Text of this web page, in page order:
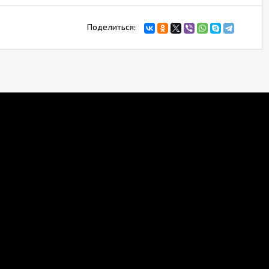
Поделиться: